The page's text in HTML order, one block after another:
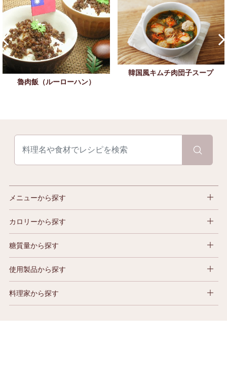
魯肉飯（ルーローハン）
韓国風キムチ肉団子スープ
メニューから探す
カロリーから探す
糖質量から探す
使用製品から探す
料理家から探す